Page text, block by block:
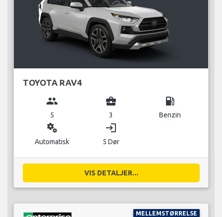
TOYOTA RAV4
group
5
business_center
3
local_gas_station
Benzin
miscellaneous_services
Automatisk
login
5 Dør
VIS DETALJER...
MELLEMSTØRRELSE